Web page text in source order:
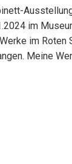
im
im Roten
Meine